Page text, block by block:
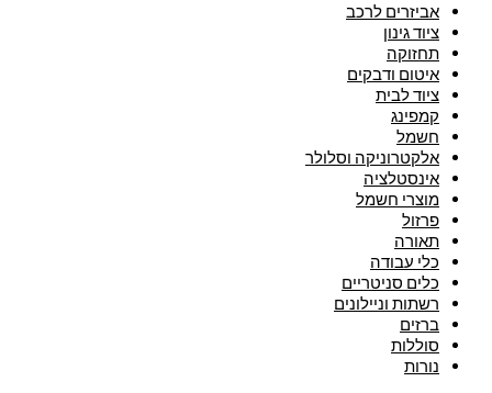
אביזרים לרכב
ציוד גינון
תחזוקה
איטום ודבקים
ציוד לבית
קמפינג
חשמל
אלקטרוניקה וסלולר
אינסטלציה
מוצרי חשמל
פרזול
תאורה
כלי עבודה
כלים סניטריים
רשתות וניילונים
ברזים
סוללות
נורות